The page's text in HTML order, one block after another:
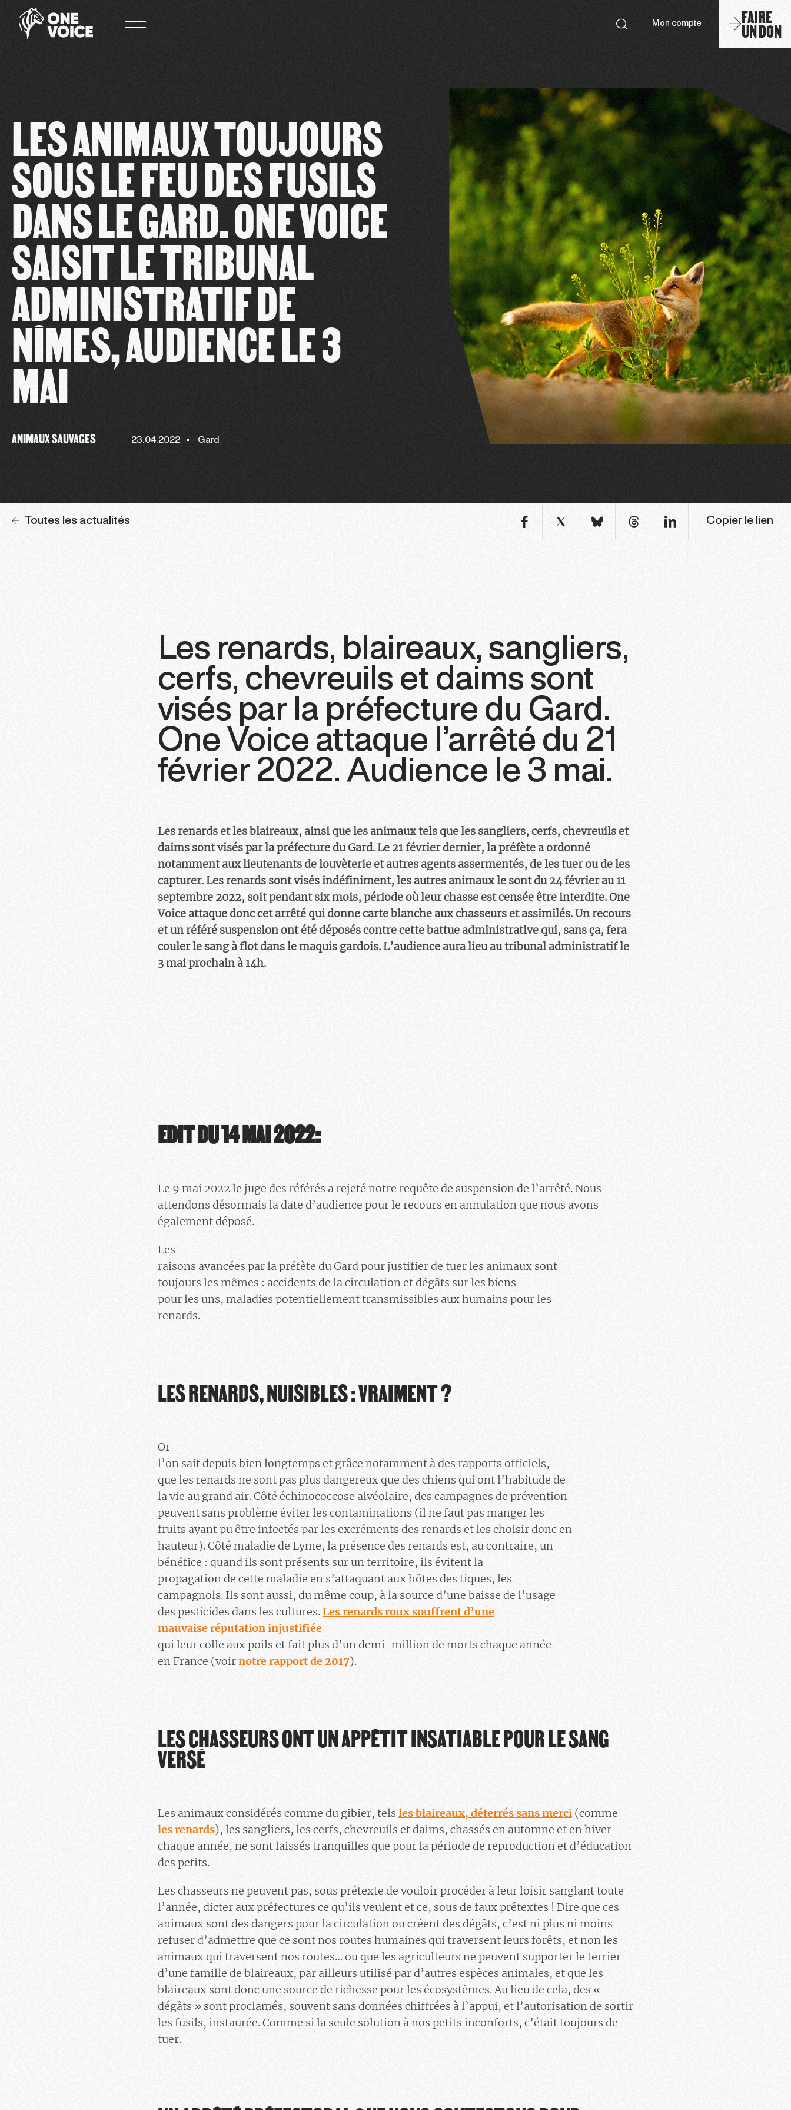
Mon compte FAIRE
UN DON
LES ANIMAUX TOUJOURS
SOUS LE FEU DES FUSILS
DANS LE GARD. ONE VOICE
SAISIT LE TRIBUNAL
ADMINISTRATIF DE
NÎMES, AUDIENCE LE 3
MAI
ANIMAUX SAUVAGES 23.04.2022 Gard
Toutes les actualités Copier le lien
Les renards, blaireaux, sangliers,
cerfs, chevreuils et daims sont
visés par la préfecture du Gard.
One Voice attaque l’arrêté du 21
février 2022. Audience le 3 mai.
Les renards et les blaireaux, ainsi que les animaux tels que les sangliers, cerfs, chevreuils et
daims sont visés par la préfecture du Gard. Le 21 février dernier, la préfète a ordonné
notamment aux lieutenants de louvèterie et autres agents assermentés, de les tuer ou de les
capturer. Les renards sont visés indéfiniment, les autres animaux le sont du 24 février au 11
septembre 2022, soit pendant six mois, période où leur chasse est censée être interdite. One
Voice attaque donc cet arrêté qui donne carte blanche aux chasseurs et assimilés. Un recours
et un référé suspension ont été déposés contre cette battue administrative qui, sans ça, fera
couler le sang à flot dans le maquis gardois. L’audience aura lieu au tribunal administratif le
3 mai prochain à 14h.
EDIT DU 14 MAI 2022:
Le 9 mai 2022 le juge des référés a rejeté notre requête de suspension de l’arrêté. Nous
attendons désormais la date d’audience pour le recours en annulation que nous avons
également déposé.
Les
raisons avancées par la préfète du Gard pour justifier de tuer les animaux sont
toujours les mêmes : accidents de la circulation et dégâts sur les biens
pour les uns, maladies potentiellement transmissibles aux humains pour les
renards.
LES RENARDS, NUISIBLES : VRAIMENT ?
Or
l’on sait depuis bien longtemps et grâce notamment à des rapports officiels,
que les renards ne sont pas plus dangereux que des chiens qui ont l’habitude de
la vie au grand air. Côté échinococcose alvéolaire, des campagnes de prévention
peuvent sans problème éviter les contaminations (il ne faut pas manger les
fruits ayant pu être infectés par les excréments des renards et les choisir donc en
hauteur). Côté maladie de Lyme, la présence des renards est, au contraire, un
bénéfice : quand ils sont présents sur un territoire, ils évitent la
propagation de cette maladie en s’attaquant aux hôtes des tiques, les
campagnols. Ils sont aussi, du même coup, à la source d’une baisse de l’usage
des pesticides dans les cultures.Les renards roux souffrent d’une
mauvaise réputation injustifiée
qui leur colle aux poils et fait plus d’un demi-million de morts chaque année
en France (voirnotre rapport de 2017).
LES CHASSEURS ONT UN APPÉTIT INSATIABLE POUR LE SANG
VERSÉ
Les animaux considérés comme du gibier, tels les blaireaux, déterrés sans merci(comme
les renards), les sangliers, les cerfs, chevreuils et daims, chassés en automne et en hiver
chaque année, ne sont laissés tranquilles que pour la période de reproduction et d’éducation
des petits.
Les chasseurs ne peuvent pas, sous prétexte de vouloir procéder à leur loisir sanglant toute
l’année, dicter aux préfectures ce qu’ils veulent et ce, sous de faux prétextes ! Dire que ces
animaux sont des dangers pour la circulation ou créent des dégâts, c’est ni plus ni moins
refuser d’admettre que ce sont nos routes humaines qui traversent leurs forêts, et non les
animaux qui traversent nos routes… ou que les agriculteurs ne peuvent supporter le terrier
d’une famille de blaireaux, par ailleurs utilisé par d’autres espèces animales, et que les
blaireaux sont donc une source de richesse pour les écosystèmes. Au lieu de cela, des «
dégâts » sont proclamés, souvent sans données chiffrées à l’appui, et l’autorisation de sortir
les fusils, instaurée. Comme si la seule solution à nos petits inconforts, c’était toujours de
tuer.